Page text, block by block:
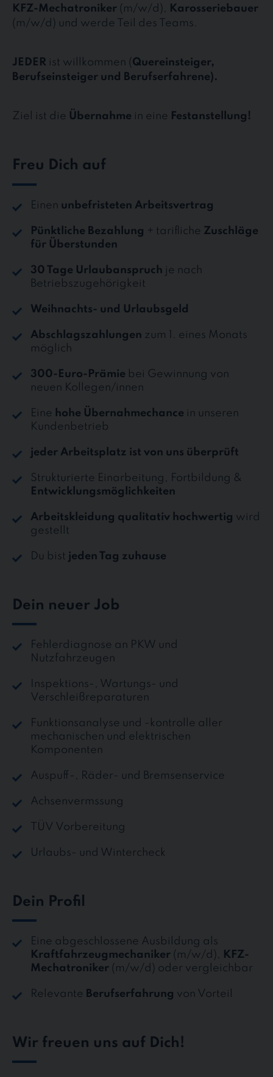
KFZ-Mechatroniker (m/w/d),
Karosseriebauer
(m/w/d) und werde Teil des Teams.
JEDER ist willkommen (Quereinsteiger,
Berufseinsteiger und Berufserfahrene).
Ziel ist die Übernahme in eine Festanstellung!
Freu Dich auf
Einen unbefristeten Arbeitsvertrag
Pünktliche Bezahlung + tarifliche Zuschläge
für Überstunden
30 Tage Urlaubanspruch je nach
Betriebszugehörigkeit
Weihnachts- und Urlaubsgeld
Abschlagszahlungen zum 1. eines Monats
möglich
300-Euro-Prämie bei Gewinnung von
neuen Kollegen/innen
Eine hohe Übernahmechance in unseren
Kundenbetrieb
jeder Arbeitsplatz ist von uns überprüft
Strukturierte Einarbeitung, Fortbildung &
Entwicklungsmöglichkeiten
Arbeitskleidung qualitativ hochwertig wird
gestellt
Du bist jeden Tag zuhause
Dein neuer Job
Fehlerdiagnose an PKW und
Nutzfahrzeugen
Inspektions-, Wartungs- und
Verschleißreparaturen
Funktionsanalyse und -kontrolle aller
mechanischen und elektrischen
Komponenten
Auspuff-, Räder- und Bremsenservice
Achsenvermssung
TÜV Vorbereitung
Urlaubs- und Wintercheck
Dein Profil
Eine abgeschlossene Ausbildung als
Kraftfahrzeugmechaniker
(m/w/d),
KFZ-
Mechatroniker
(m/w/d) oder vergleichbar
Relevante Berufserfahrung von Vorteil
Wir freuen uns auf Dich!